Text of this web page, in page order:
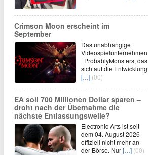
Crimson Moon erscheint im
September
Das unabhängige
Videospielunternehmen
ProbablyMonsters, das
sich auf die Entwicklung
[…] (00)
EA soll 700 Millionen Dollar sparen –
droht nach der Übernahme die
nächste Entlassungswelle?
Electronic Arts ist seit
dem 04. August 2026
offiziell nicht mehr an
der Börse. Nur[…] (00)